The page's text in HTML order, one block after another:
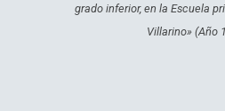
grado inferior, en la Escuela
Villarino» (Año